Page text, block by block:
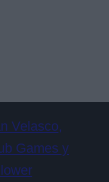
Velasco,
Games y